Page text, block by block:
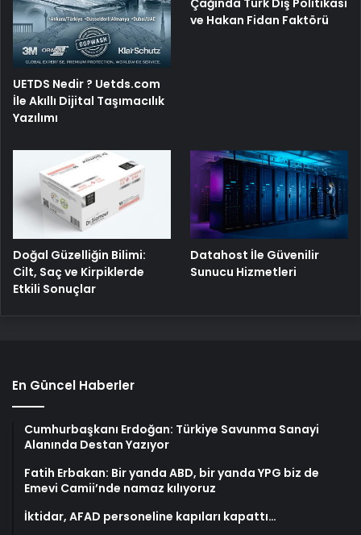
UETDS Nedir ? Uetds.com
İle Akıllı Dijital Taşımacılık
Yazılımı
Çağında Türk Dış Politikası
ve Hakan Fidan Faktörü
Doğal Güzelliğin Bilimi:
Cilt, Saç ve Kirpiklerde
Etkili Sonuçlar
Datahost İle Güvenilir
Sunucu Hizmetleri
En Güncel Haberler
Cumhurbaşkanı Erdoğan: Türkiye Savunma Sanayi
Alanında Destan Yazıyor
Fatih Erbakan: Bir yanda ABD, bir yanda YPG biz de
Emevi Camii’nde namaz kılıyoruz
İktidar, AFAD personeline kapıları kapattı…